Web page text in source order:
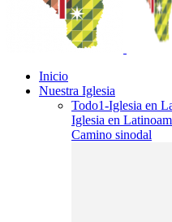
Inicio
Nuestra Iglesia
Todo1-Iglesia en
Iglesia en
Camino sinodal